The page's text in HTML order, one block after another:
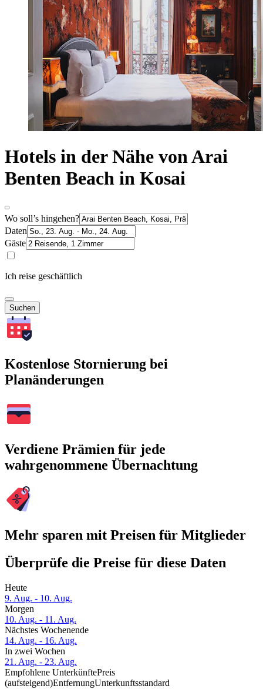
Hotels in der Nähe von Arai
Benten Beach in Kosai
Wo soll’s hingehen?
Daten
Gäste
Ich reise geschäftlich
Suchen
Kostenlose Stornierung bei
Planänderungen
Verdiene Prämien für jede
wahrgenommene Übernachtung
Mehr sparen mit Preisen für Mitglieder
Überprüfe die Preise für diese Daten
Heute
9. Aug. - 10. Aug.
Morgen
10. Aug. - 11. Aug.
Nächstes Wochenende
14. Aug. - 16. Aug.
In zwei Wochen
21. Aug. - 23. Aug.
Empfohlene UnterkünftePreis
(aufsteigend)EntfernungUnterkunftsstandard